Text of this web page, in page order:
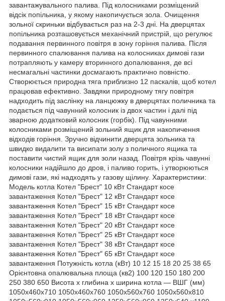
завантажувального палива. Під колосниками розміщений
відсік попільника, у якому накопичується зола. Очищення
зольної скриньки відбувається раз на 2-3 дні. На дверцятах
попільника розташовується механічний пристрій, що регулює
подавання первинного повітря в зону горіння палива. Після
первинного спалювання палива на колосниках димові гази
потрапляють у камеру вторинного допалювання, де всі
несмагальні частинки досмагають практично повністю.
Створюється природна тяга приблизно 12 паскалів, щоб котел
працював ефективно. Завдяки природному тягу повітря
надходить під заслінку на ланцюжку в дверцятах поличника та
подається під чавунний колосник із двох частин і далі під
зварною додатковий колосник (горбік). Під чавунними
колосниками розміщений зольний ящик для накопичення
відходів горіння. Зручно відчинити дверцята зольника та
швидко видалити та висипати золу з поличного ящика та
поставити чистий ящик для золи назад. Повітря крізь чавунні
колосники надійшло до дров, і паливо горить, і утворюються
димові гази, які надходять у газову щілину. Характеристики:
Модель котла Котел "Брест" 10 кВт Стандарт косе
завантаження Котел "Брест" 12 кВт Стандарт косе
завантаження Котел "Брест" 15 кВт Стандарт косе
завантаження Котел "Брест" 18 кВт Стандарт косе
завантаження Котел "Брест" 20 кВт Стандарт косе
завантаження Котел "Брест" 25 кВт Стандарт косе
завантаження Котел "Брест" 38 кВт Стандарт косе
завантаження Котел "Брест" 65 кВт Стандарт косе
завантаження Потужність котла (кВт) 10 12 15 18 20 25 38 65
Орієнтовна опалювальна площа (кв2) 100 120 150 180 200
250 380 650 Висота х глибина х ширина котла — ВШГ (мм)
1050х460х710 1050х460х760 1050х560х760 1050х560х810